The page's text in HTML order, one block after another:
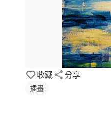
收藏 分享
插畫